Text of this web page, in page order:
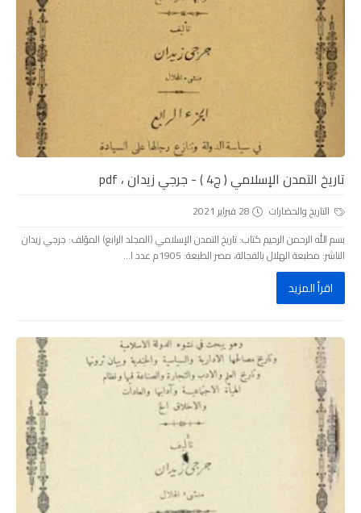
تاريخ التمدن الإسلامي ( ج4 ) - جرجي زيدان ، pdf
التاريخ والحضارات
28 فبراير 2021
بسم الله الرحمن الرحيم كتاب: تاريخ التمدن الإسلامي (المجلد الرابع) المؤلف: جرجي زيدان
الناشر: مطبعة الهلال بالفجالة، مصر الطبعة: 1905م عدد ا...
اقرأ المزيد